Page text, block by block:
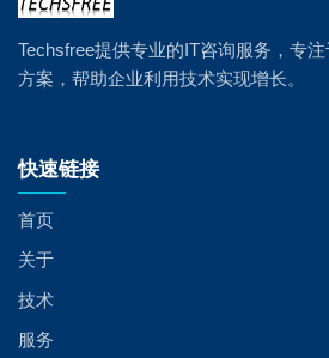
Techsfree提供专业的IT咨询服务，专
方案，帮助企业利用技术实现增长。
快速链接
首页
关于
技术
服务